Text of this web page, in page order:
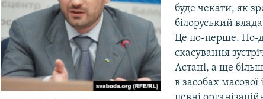
буде чекати, як
білоруський
Це по-перше. По-
скасування
Астані, а ще
в засобах